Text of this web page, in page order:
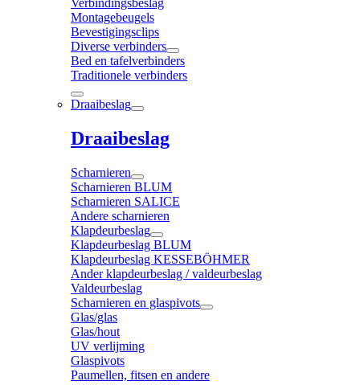
Montagebeugels
Bevestigingsclips
Diverse verbinders
Bed en tafelverbinders
Traditionele verbinders
Draaibeslag
Draaibeslag
Scharnieren
Scharnieren BLUM
Scharnieren SALICE
Andere scharnieren
Klapdeurbeslag
Klapdeurbeslag BLUM
Klapdeurbeslag KESSEBÖHMER
Ander klapdeurbeslag / valdeurbeslag
Valdeurbeslag
Scharnieren en glaspivots
Glas/glas
Glas/hout
UV verlijming
Glaspivots
Paumellen, fitsen en andere